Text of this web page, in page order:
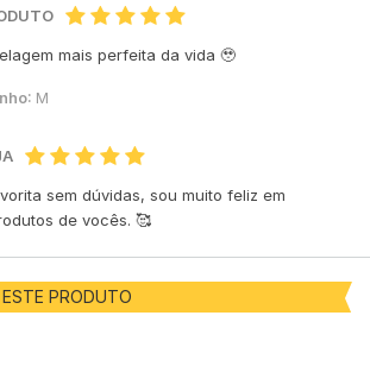
mais perfeita da vida 🥹
M
sem dúvidas, sou muito feliz em
de vocês. 🥰
PRODUTO